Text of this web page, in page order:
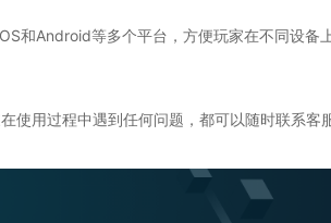
和Android等多个平台，方便玩家在不同设备上
使用过程中遇到任何问题，都可以随时联系客